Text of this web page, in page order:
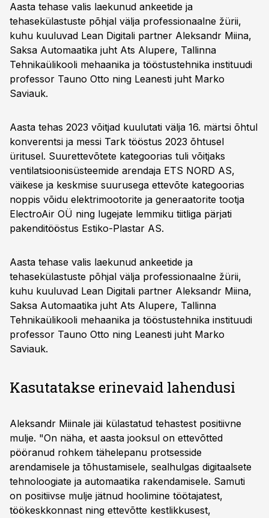
Aasta tehase valis laekunud ankeetide ja
tehasekülastuste põhjal välja professionaalne žürii,
kuhu kuuluvad Lean Digitali partner Aleksandr Miina,
Saksa Automaatika juht Ats Alupere, Tallinna
Tehnikaülikooli mehaanika ja tööstustehnika instituudi
professor Tauno Otto ning Leanesti juht Marko
Saviauk.
Aasta tehas 2023 võitjad kuulutati välja 16. märtsi õhtul
konverentsi ja messi Tark tööstus 2023 õhtusel
üritusel. Suurettevõtete kategoorias tuli võitjaks
ventilatsioonisüsteemide arendaja ETS NORD AS,
väikese ja keskmise suurusega ettevõte kategoorias
noppis võidu elektrimootorite ja generaatorite tootja
ElectroAir OÜ ning lugejate lemmiku tiitliga pärjati
pakenditööstus Estiko-Plastar AS.
Aasta tehase valis laekunud ankeetide ja
tehasekülastuste põhjal välja professionaalne žürii,
kuhu kuuluvad Lean Digitali partner Aleksandr Miina,
Saksa Automaatika juht Ats Alupere, Tallinna
Tehnikaülikooli mehaanika ja tööstustehnika instituudi
professor Tauno Otto ning Leanesti juht Marko
Saviauk.
Kasutatakse erinevaid lahendusi
Aleksandr Miinale jäi külastatud tehastest positiivne
mulje. "On näha, et aasta jooksul on ettevõtted
pööranud rohkem tähelepanu protsesside
arendamisele ja tõhustamisele, sealhulgas digitaalsete
tehnoloogiate ja automaatika rakendamisele. Samuti
on positiivse mulje jätnud hoolimine töötajatest,
töökeskkonnast ning ettevõtte kestlikkusest,